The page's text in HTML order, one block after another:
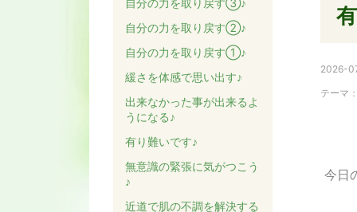
2026-
テーマ
今日
自分の力を取り戻す③♪
自分の力を取り戻す②♪
自分の力を取り戻す①♪
緩さを体感で思い出す♪
出来なかった事が出来るよ
うになる♪
有り難いです♪
無意識の緊張に気がつこう
♪
近道で肌の不調を解決する